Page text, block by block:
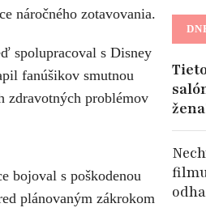
náročného zotavovania.
spolupracoval s Disney
fanúšikov smutnou
zdravotných problémov
bojoval s poškodenou
plánovaným zákrokom